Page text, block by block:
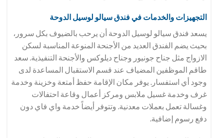
التجهيزات والخدمات في فندق سيالو لوسيل الدوحة
يسعد فندق سيالو لوسيل الدوحة أن يرحب بالضيوف بكل سرور،
بحيث يضم الفندق العديد من الأجنحة المنوعة المناسبة لسكن
الازواج مثل جناح جونيور وجناح ديلوكس والأجنحة التنفيذية. سعد
طاقم الموظفين المضياف عند قسم الاستقبال المساعدة لدى
وجود أي استفسار. يوفر مكان الإقامة حفظ أمتعة وخزينة وخدمة
غرف وخدمة غسيل ملابس ومركز أعمال وقاعة احتفالات
وغسالة تعمل بعملات معدنية. وتتوفر أيضاً خدمة واي فاي دون
دفع رسوم إضافية.